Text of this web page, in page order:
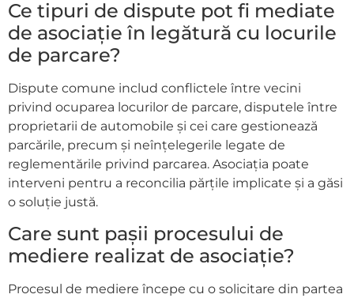
Ce tipuri de dispute pot fi mediate
de asociație în legătură cu locurile
de parcare?
Dispute comune includ conflictele între vecini
privind ocuparea locurilor de parcare, disputele între
proprietarii de automobile și cei care gestionează
parcările, precum și neînțelegerile legate de
reglementările privind parcarea. Asociația poate
interveni pentru a reconcilia părțile implicate și a găsi
o soluție justă.
Care sunt pașii procesului de
mediere realizat de asociație?
Procesul de mediere începe cu o solicitare din partea